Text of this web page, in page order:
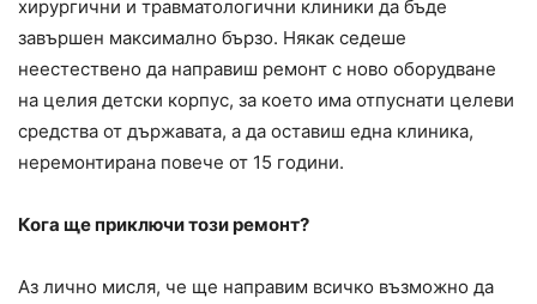
хирургични и травматологични клиники да бъде
завършен максимално бързо. Някак седеше
неестествено да направиш ремонт с ново оборудване
на целия детски корпус, за което има отпуснати целеви
средства от държавата, а да оставиш една клиника,
неремонтирана повече от 15 години.
Кога ще приключи този ремонт?
Аз лично мисля, че ще направим всичко възможно да